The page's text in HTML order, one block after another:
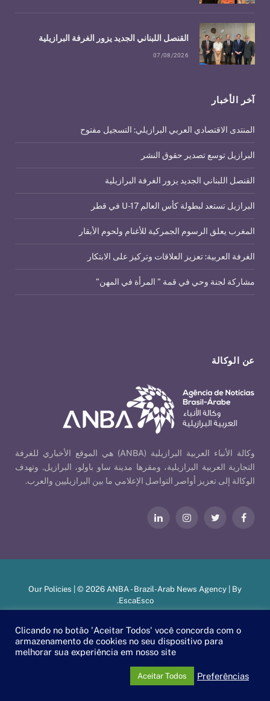
عن الوكالة
وكالة الأنباء العربية البرازيلية (ANBA) هي الموقع الأخباري للغرفة
التجارية العربية البرازيلية، ومقرها مدينة ساو باولو، البرازيل. وتهدف
الوكالة إلى تعزيز أواصر التواصل الإعلامي ما بين البرازيليين والعرب.
فيسبوكتويتر الانستغراملينكدإن
آخر الأخبار
المنتدى الاقتصادي العربي البرازيلي: التسجيل مفتوح
البرازيل توسع تصدير حقوق النشر
القنصل اللبناني الجديد يزور الغرفة البرازيلية
البرازيل تستعد لبطولة كأس العالم U-17 في قطر
المغرب يعلق الرسوم الجمركية للأغنام ولحوم الأبقار
الغرفة العربية: تعزيز العلاقات وتركيز على الابتكار
مشاركة لجنة وحي في قمة ” المرأة في المهن”
القنصل اللبناني الجديد يزور الغرفة البرازيلية
07/08/2026
Our Policies | © 2026 ANBA - Brazil-Arab News Agency | By
EscaEsco
.
Clicando no botão 'Aceitar Todos' você concorda com o
armazenamento de cookies no seu dispositivo para
melhorar sua experiência em nosso site
Preferências
Aceitar Todos
PT
EN العربية